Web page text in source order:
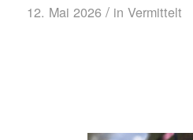
12. Mai 2026 / in Vermittelt